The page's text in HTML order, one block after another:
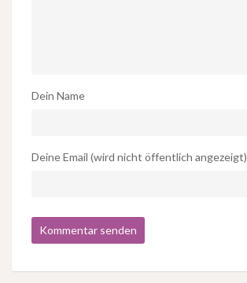
Dein Name
Deine Email (wird nicht öffentlich angezeigt)